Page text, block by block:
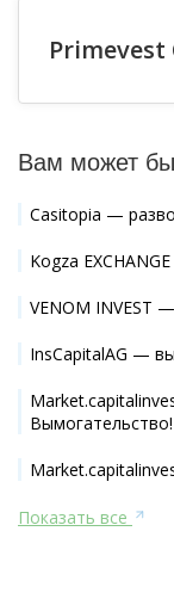
Primevest
Вам может
Casitopia —
Kogza
VENOM INVEST
InsCapitalAG —
Вымогательство!
Показать все